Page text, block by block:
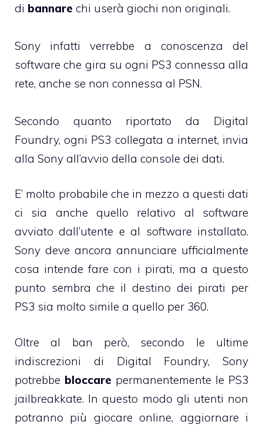
di bannare chi userà giochi non originali.
Sony infatti verrebbe a conoscenza del
software che gira su ogni PS3 connessa alla
rete, anche se non connessa al PSN.
Secondo quanto riportato da Digital
Foundry, ogni PS3 collegata a internet, invia
alla Sony all’avvio della console dei dati.
E’ molto probabile che in mezzo a questi dati
ci sia anche quello relativo al software
avviato dall’utente e al software installato.
Sony deve ancora annunciare ufficialmente
cosa intende fare con i pirati, ma a questo
punto sembra che il destino dei pirati per
PS3 sia molto simile a quello per 360.
Oltre al ban però, secondo le ultime
indiscrezioni di Digital Foundry, Sony
potrebbe bloccare permanentemente le PS3
jailbreakkate. In questo modo gli utenti non
potranno più giocare online, aggiornare i